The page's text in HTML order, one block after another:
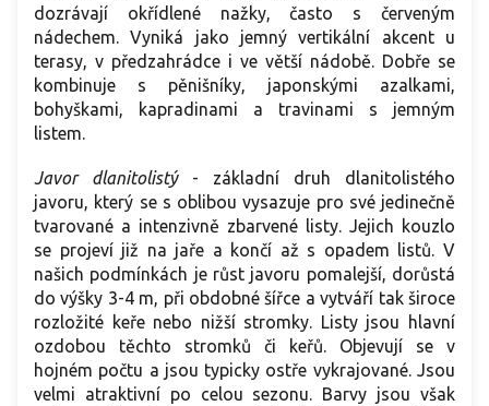
dozrávají okřídlené nažky, často s červeným
nádechem. Vyniká jako jemný vertikální akcent u
terasy, v předzahrádce i ve větší nádobě. Dobře se
kombinuje s pěnišníky, japonskými azalkami,
bohyškami, kapradinami a travinami s jemným
listem.
Javor dlanitolistý -
základní druh dlanitolistého
javoru, který se s oblibou vysazuje pro své jedinečně
tvarované a intenzivně zbarvené listy. Jejich kouzlo
se projeví již na jaře a končí až s opadem listů. V
našich podmínkách je růst javoru pomalejší, dorůstá
do výšky 3-4 m, při obdobné šířce a vytváří tak široce
rozložité keře nebo nižší stromky. Listy jsou hlavní
ozdobou těchto stromků či keřů. Objevují se v
hojném počtu a jsou typicky ostře vykrajované. Jsou
velmi atraktivní po celou sezonu. Barvy jsou však